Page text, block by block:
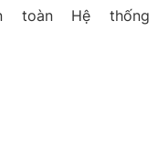
Hệ thống